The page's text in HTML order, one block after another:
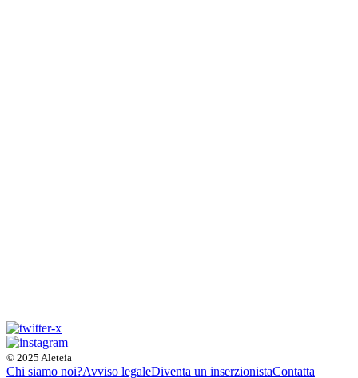
© 2025 Aleteia
Chi siamo noi?Avviso legaleDiventa un inserzionistaContatta